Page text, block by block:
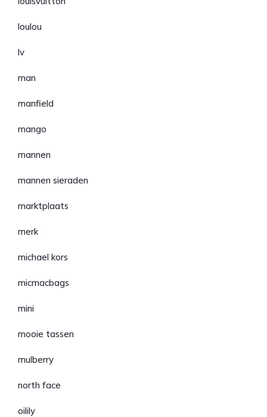
loulou
lv
man
manfield
mango
mannen
mannen sieraden
marktplaats
merk
michael kors
micmacbags
mini
mooie tassen
mulberry
north face
oilily